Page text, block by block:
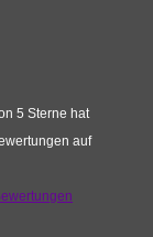
5 Sterne hat
auf